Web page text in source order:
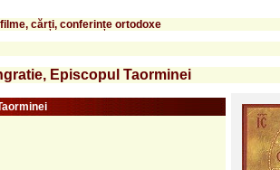
cărți, conferințe ortodoxe
Episcopul Taorminei